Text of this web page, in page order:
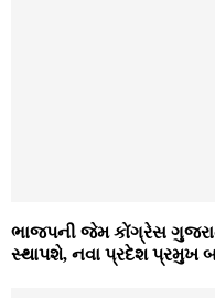
ભાજપની જેમ કોંગ્રેસ
સ્થાપશે, નવા પ્રદેશ પ્રમુખ